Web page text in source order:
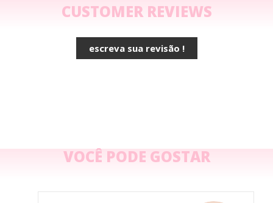
CUSTOMER REVIEWS
escreva sua revisão !
VOCÊ PODE GOSTAR